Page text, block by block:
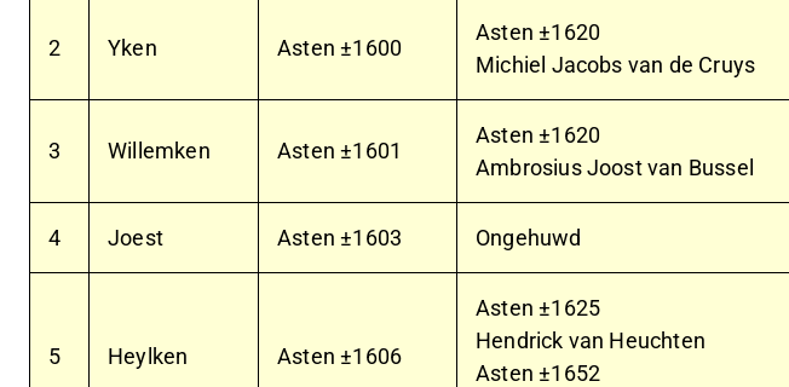
2 Yken Asten ±1600
Asten ±1620
Michiel Jacobs van de Cruys
3 Willemken Asten ±1601
Asten ±1620
Ambrosius Joost van Bussel
4 Joest Asten ±1603 Ongehuwd
5 Heylken Asten ±1606
Asten ±1625
Hendrick van Heuchten
Asten ±1652